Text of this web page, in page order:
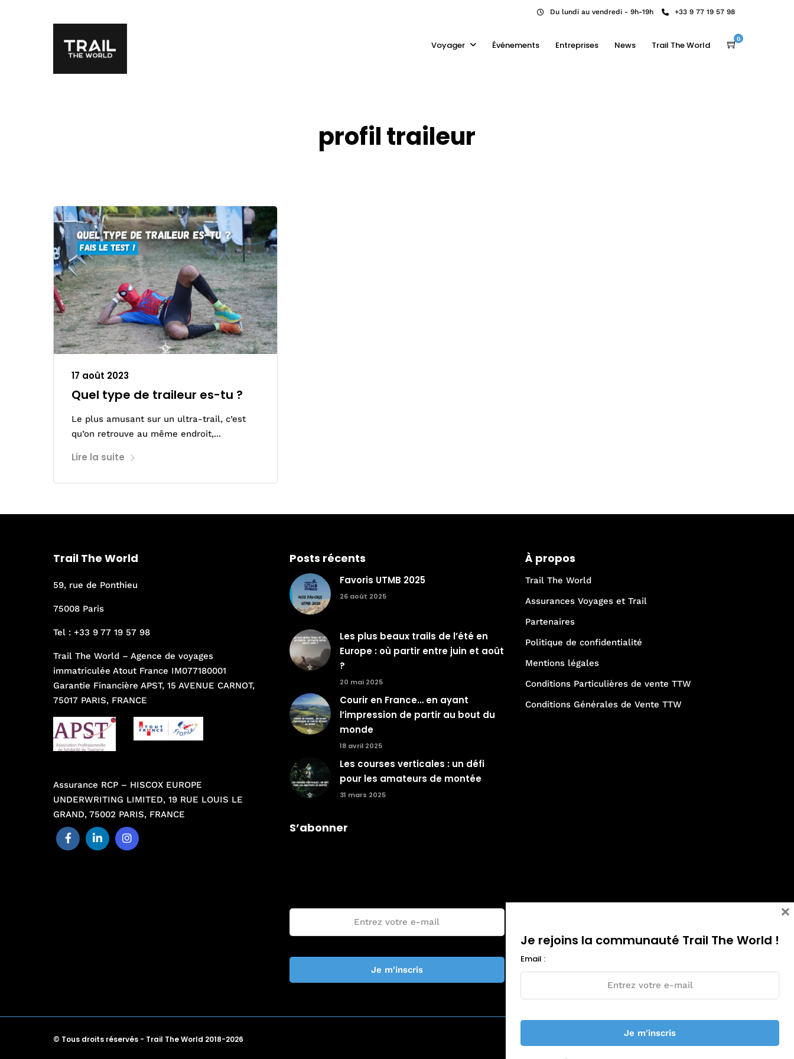
Du lundi au vendredi - 9h-19h +33 9 77 19 57 98
Voyager Événements Entreprises News Trail The World
0
profil traileur
17 août 2023
Quel type de traileur es-tu ?
Le plus amusant sur un ultra-trail, c’est
qu’on retrouve au même endroit,...
Lire la suite
Trail The World
59, rue de Ponthieu
75008 Paris
Tel : +33 9 77 19 57 98
Trail The World – Agence de voyages
immatriculée Atout France IM077180001
Garantie Financière APST, 15 AVENUE CARNOT,
75017 PARIS, FRANCE
Assurance RCP – HISCOX EUROPE
UNDERWRITING LIMITED, 19 RUE LOUIS LE
GRAND, 75002 PARIS, FRANCE
Posts récents
Favoris UTMB 2025
26 août 2025
Les plus beaux trails de l’été en
Europe : où partir entre juin et août
?
20 mai 2025
Courir en France… en ayant
l’impression de partir au bout du
monde
18 avril 2025
Les courses verticales : un défi
pour les amateurs de montée
31 mars 2025
À propos
Trail The World
Assurances Voyages et Trail
Partenaires
Politique de confidentialité
Mentions légales
Conditions Particulières de vente TTW
Conditions Générales de Vente TTW
S’abonner
© Tous droits réservés - Trail The World 2018-2026
Je rejoins la communauté Trail The World !
Email :
×